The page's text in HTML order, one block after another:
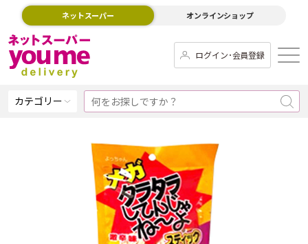
ネットスーパー オンラインショップ
ログイン･会員登録
カテゴリー